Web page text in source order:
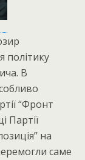
політику
В
“Фронт
Партії
на
саме